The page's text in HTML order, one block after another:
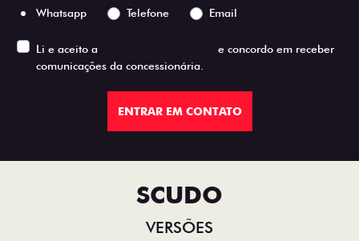
Whatsapp
Telefone Email
Li e aceito a
e concordo em receber
comunicações da concessionária.
ENTRAR EM CONTATO
SCUDO
VERSÕES